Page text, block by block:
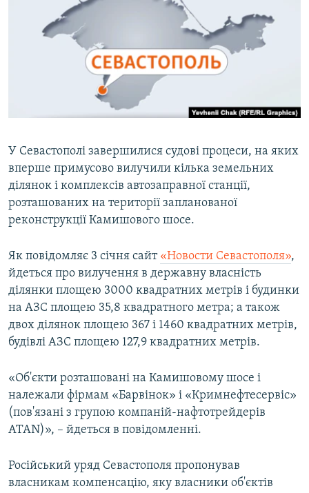
СПЕЦПРОЕКТИ
ДЕПОРТАЦІЯ
ВІДЕОУРОКИ «ELIFBE»
СВІДЧЕННЯ ОКУПАЦІЇ
УКРАЇНСЬКА ПРОБЛЕМА КРИМУ
ЯК ОБІЙТИ БЛОКУВАННЯ
Усі сайти RFE/RL
У Севастополі завершилися судові процеси, на яких
вперше примусово вилучили кілька земельних
ділянок і комплексів автозаправної станції,
розташованих на території запланованої
реконструкції Камишового шосе.
Як повідомляє 3 січня сайт «Новости Севастополя»,
йдеться про вилучення в державну власність
ділянки площею 3000 квадратних метрів і будинки
на АЗС площею 35,8 квадратного метра; а також
двох ділянок площею 367 і 1460 квадратних метрів,
будівлі АЗС площею 127,9 квадратних метрів.
«Об'єкти розташовані на Камишовому шосе і
належали фірмам «Барвінок» і «Кримнефтесервіс»
(пов'язані з групою компаній-нафтотрейдерів
ATAN)», – йдеться в повідомленні.
Російський уряд Севастополя пропонував
власникам компенсацію, яку власники об'єктів